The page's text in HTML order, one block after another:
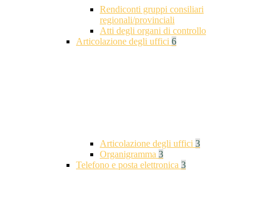
Rendiconti gruppi consiliari
regionali/provinciali
Atti degli organi di controllo
Articolazione degli uffici 6
Articolazione degli uffici 3
Organigramma 3
Telefono e posta elettronica 3